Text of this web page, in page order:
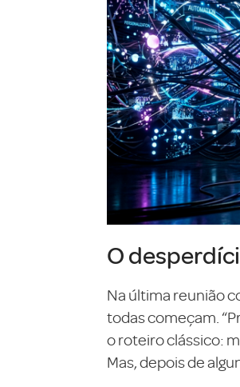
O
Na última reunião
todas começam.
o roteiro clássico:
Mas, depois de